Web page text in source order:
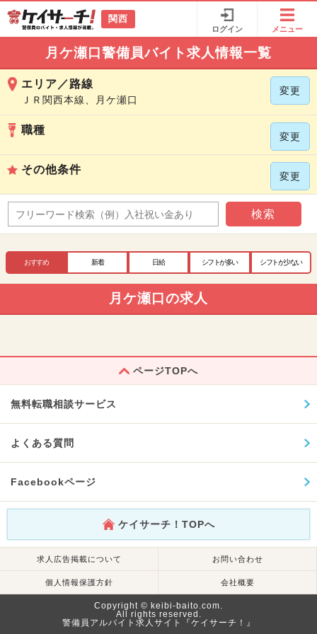
関西
ログイン メニュー
月ケ瀬口警備員バイト求人情報一覧
エリア／路線
ＪＲ関西本線、月ケ瀬口
変更
職種
変更
その他条件
変更
検索
おすすめ 新着 日給 シフトが多い シフトが少ない
月ケ瀬口の求人
ページTOPへ
無料転職相談サービス
よくある質問
Facebookページ
ケイサーチ！TOPへ
求人広告掲載について お問い合わせ
個人情報保護方針 会社概要
Copyright © keibi-baito.com.
All rights reserved.
警備員アルバイト求人サイト『ケイサーチ！』